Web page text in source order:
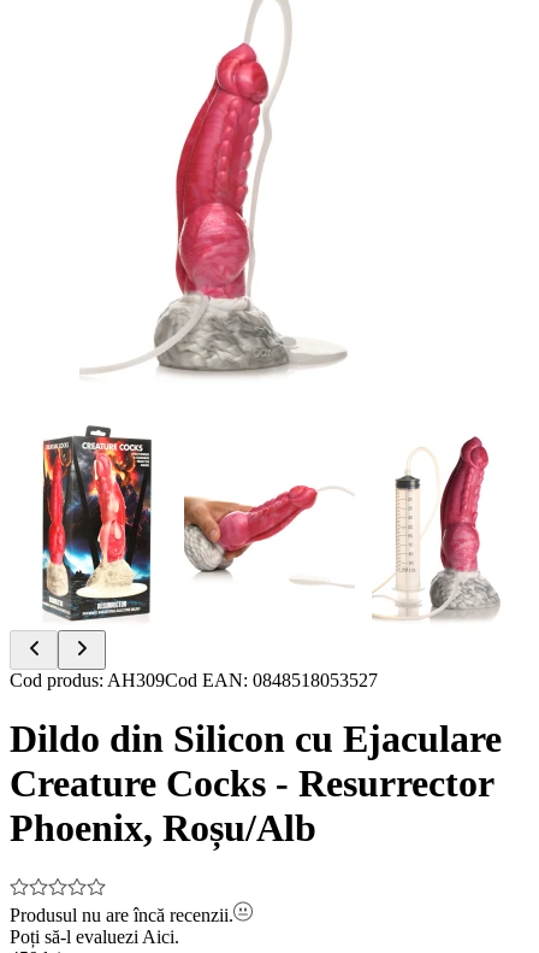
Item
of
Cod produs: AH309Cod EAN: 0848518053527
Dildo din Silicon cu Ejaculare
Creature Cocks - Resurrector
Phoenix, Roșu/Alb
Produsul nu are încă recenzii.
Poți să-l evaluezi Aici.